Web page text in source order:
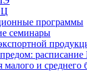
программы
семинары
малого и среднего